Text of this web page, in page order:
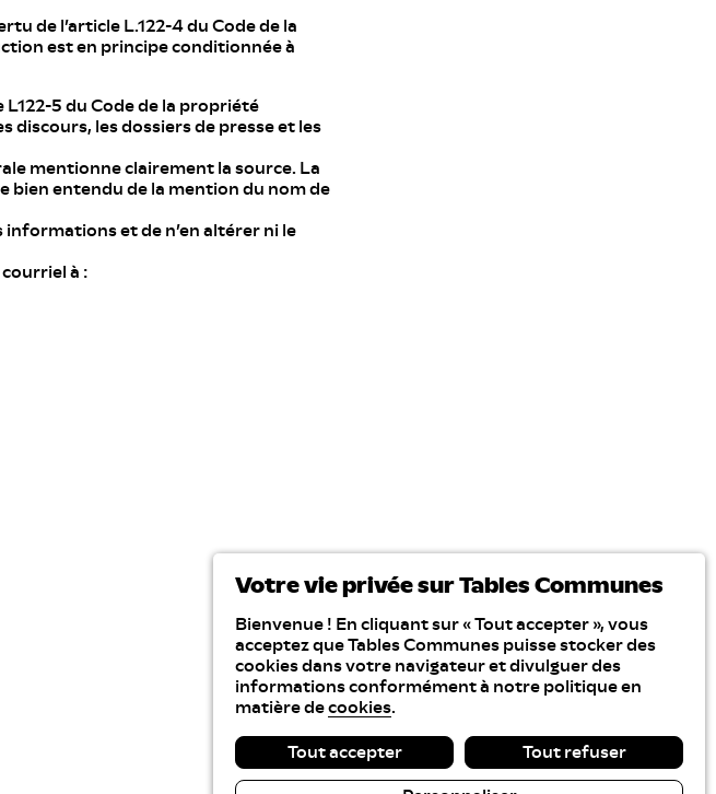
de l’article L.122-4 du Code de la
est en principe conditionnée à
5 du Code de la propriété
discours, les dossiers de presse et les
mentionne clairement la source. La
bien entendu de la mention du nom de
et de n’en altérer ni le
à :
Votre vie privée sur Tables Communes
Bienvenue ! En cliquant sur « Tout accepter », vous
acceptez que Tables Communes puisse stocker des
cookies dans votre navigateur et divulguer des
informations conformément à notre politique en
matière decookies.
Tout accepter Tout refuser